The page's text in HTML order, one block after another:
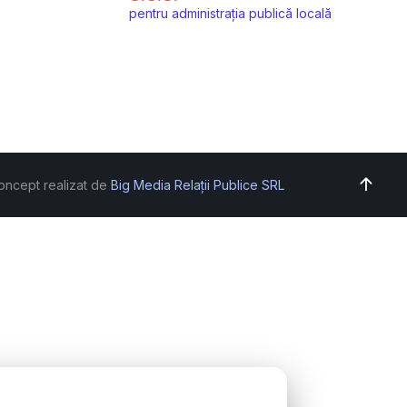
pentru administrația publică locală
realizat de Big Media Relații Publice SRL